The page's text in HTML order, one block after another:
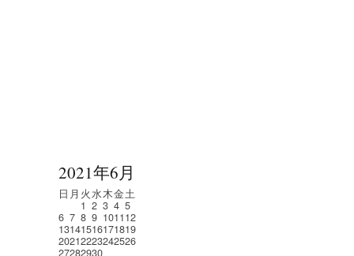
2021年6月
日 月 火水木金土
1 2 3 4 5
6 7 8 9 101112
13141516171819
20212223242526
27282930